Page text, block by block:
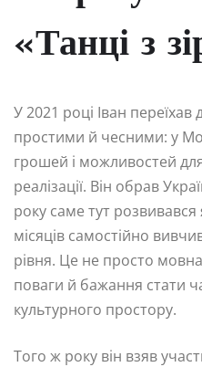
«Танці з
У 2021 році Іван
простими й чесними: у
грошей і можливостей
реалізації. Він обрав
року саме тут розвивався
місяців самостійно
рівня. Це не просто
поваги й бажання стати
культурного простору.
Того ж року він взяв